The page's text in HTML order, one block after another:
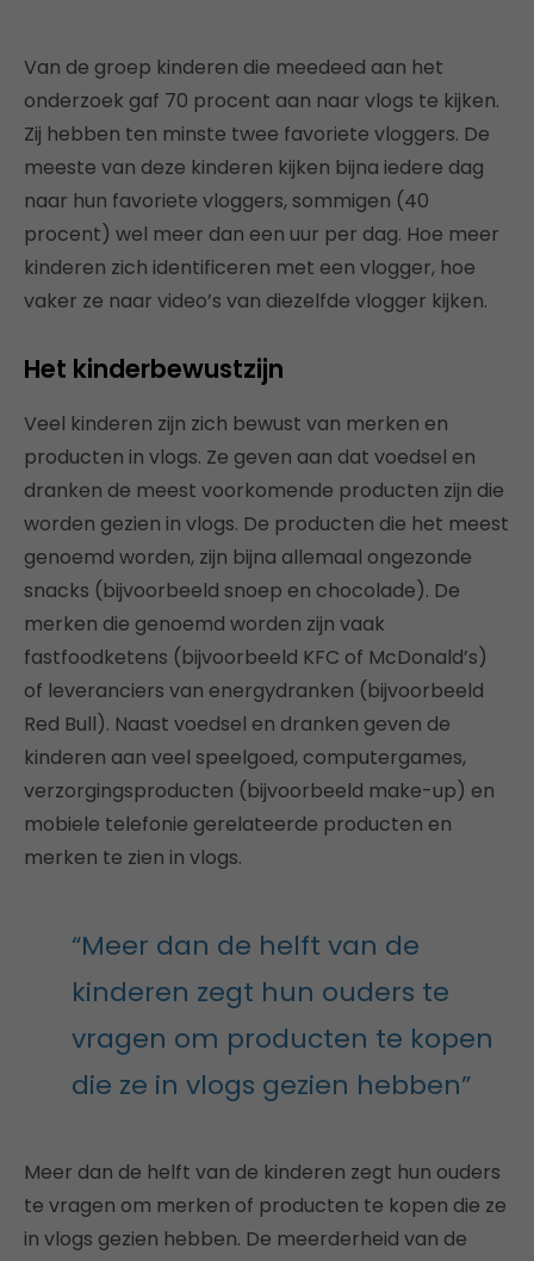
Van de groep kinderen die meedeed aan het
onderzoek gaf 70 procent aan naar vlogs te kijken.
Zij hebben ten minste twee favoriete vloggers. De
meeste van deze kinderen kijken bijna iedere dag
naar hun favoriete vloggers, sommigen (40
procent) wel meer dan een uur per dag. Hoe meer
kinderen zich identificeren met een vlogger, hoe
vaker ze naar video’s van diezelfde vlogger kijken.
Het kinderbewustzijn
Veel kinderen zijn zich bewust van merken en
producten in vlogs. Ze geven aan dat voedsel en
dranken de meest voorkomende producten zijn die
worden gezien in vlogs. De producten die het meest
genoemd worden, zijn bijna allemaal ongezonde
snacks (bijvoorbeeld snoep en chocolade). De
merken die genoemd worden zijn vaak
fastfoodketens (bijvoorbeeld KFC of McDonald’s)
of leveranciers van energydranken (bijvoorbeeld
Red Bull). Naast voedsel en dranken geven de
kinderen aan veel speelgoed, computergames,
verzorgingsproducten (bijvoorbeeld make-up) en
mobiele telefonie gerelateerde producten en
merken te zien in vlogs.
“Meer dan de helft van de
kinderen zegt hun ouders te
vragen om producten te kopen
die ze in vlogs gezien hebben”
Meer dan de helft van de kinderen zegt hun ouders
te vragen om merken of producten te kopen die ze
in vlogs gezien hebben. De meerderheid van de